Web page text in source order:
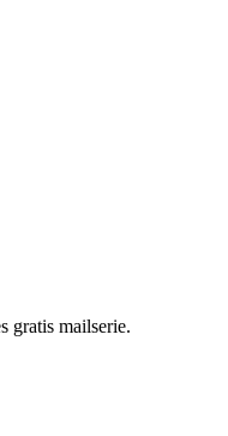
gratis mailserie.